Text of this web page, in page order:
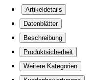
Artikeldetails
Datenblätter
Beschreibung
Produktsicherheit
Weitere Kategorien